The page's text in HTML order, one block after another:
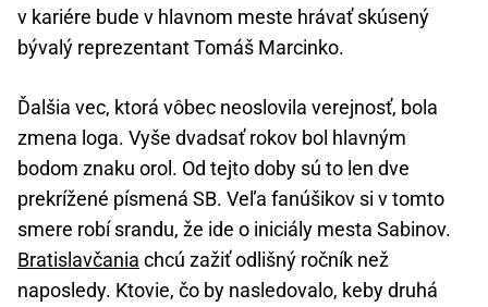
v kariére bude v hlavnom meste hrávať skúsený
bývalý reprezentant Tomáš Marcinko.
Ďalšia vec, ktorá vôbec neoslovila verejnosť, bola
zmena loga. Vyše dvadsať rokov bol hlavným
bodom znaku orol. Od tejto doby sú to len dve
prekrížené písmená SB. Veľa fanúšikov si v tomto
smere robí srandu, že ide o iniciály mesta Sabinov.
Bratislavčania chcú zažiť odlišný ročník než
naposledy. Ktovie, čo by nasledovalo, keby druhá